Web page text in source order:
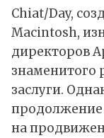
Chiat/Day,
Macintosh,
директоров
знаменитого
заслуги.
продолжение
на